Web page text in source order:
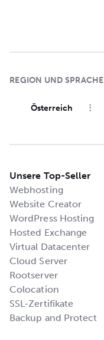
REGION UND SPRACHE
Österreich
Unsere Top-Seller
Webhosting
Website Creator
WordPress Hosting
Hosted Exchange
Virtual Datacenter
Cloud Server
Rootserver
Colocation
SSL-Zertifikate
Backup and Protect